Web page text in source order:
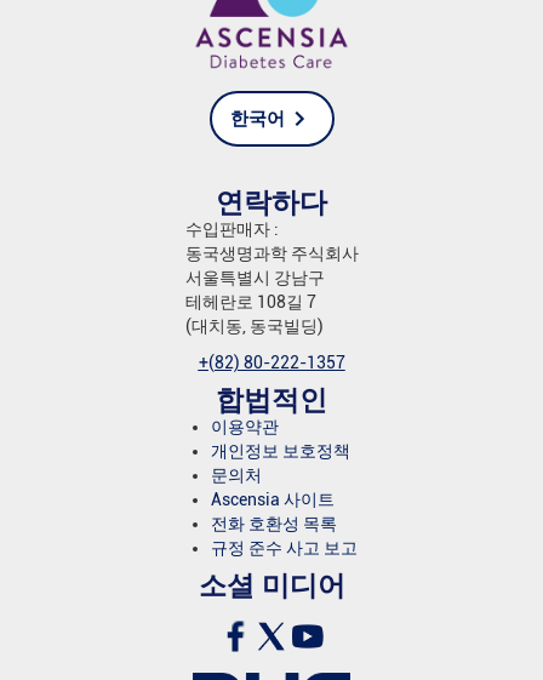
한국어
연락하다
수입판매자 :
동국생명과학 주식회사
서울특별시 강남구
테헤란로 108길 7
(대치동, 동국빌딩)
+(82) 80-222-1357
합법적인
이용약관
개인정보 보호정책
문의처
Ascensia 사이트
전화 호환성 목록
규정 준수 사고 보고
소셜 미디어